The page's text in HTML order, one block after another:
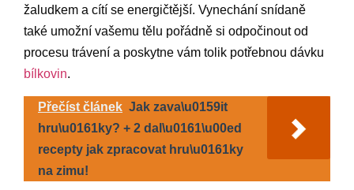
žaludkem a cítí se energičtější. Vynechání snídaně
také umožní vašemu tělu pořádně si odpočinout od
procesu trávení a poskytne vám tolik potřebnou dávku
bílkovin.
Přečíst článek Jak zava\u0159it
hru\u0161ky? + 2 dal\u0161\u00ed
recepty jak zpracovat hru\u0161ky
na zimu!